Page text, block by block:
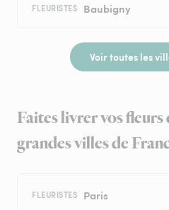
FLEURISTES Baubigny
Voir toutes les
Faites livrer vos fleurs
grandes villes de
FLEURISTES Paris